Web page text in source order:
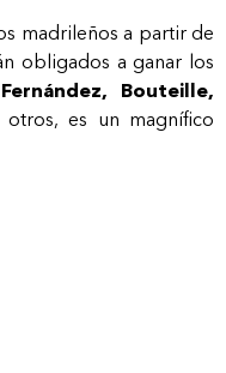
madrileños a partir de
obligados a ganar los
Bouteille,
es un magnífico